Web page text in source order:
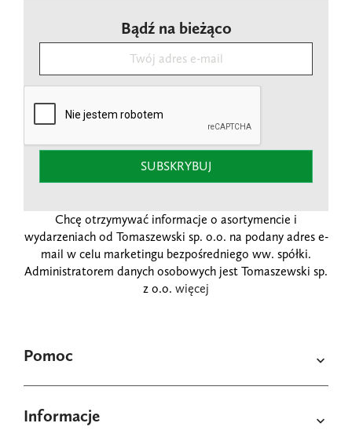
Pomoc 
Informacje 
Bądź na bieżąco
SUBSKRYBUJ
Chcę otrzymywać informacje o asortymencie i
wydarzeniach od Tomaszewski sp. o.o. na podany adres e-
mail w celu marketingu bezpośredniego ww. spółki.
Administratorem danych osobowych jest Tomaszewski sp.
z o.o. więcej